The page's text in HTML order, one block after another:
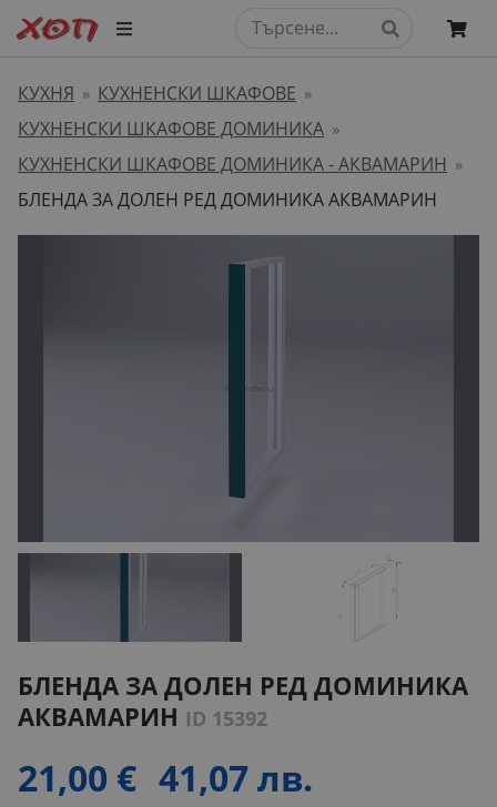
КУХНЯ » КУХНЕНСКИ ШКАФОВЕ »
КУХНЕНСКИ ШКАФОВЕ ДОМИНИКА »
КУХНЕНСКИ ШКАФОВЕ ДОМИНИКА - АКВАМАРИН »
БЛЕНДА ЗА ДОЛЕН РЕД ДОМИНИКА АКВАМАРИН
БЛЕНДА ЗА ДОЛЕН РЕД ДОМИНИКА
АКВАМАРИН ID 15392
21,00 € 41,07 лв.